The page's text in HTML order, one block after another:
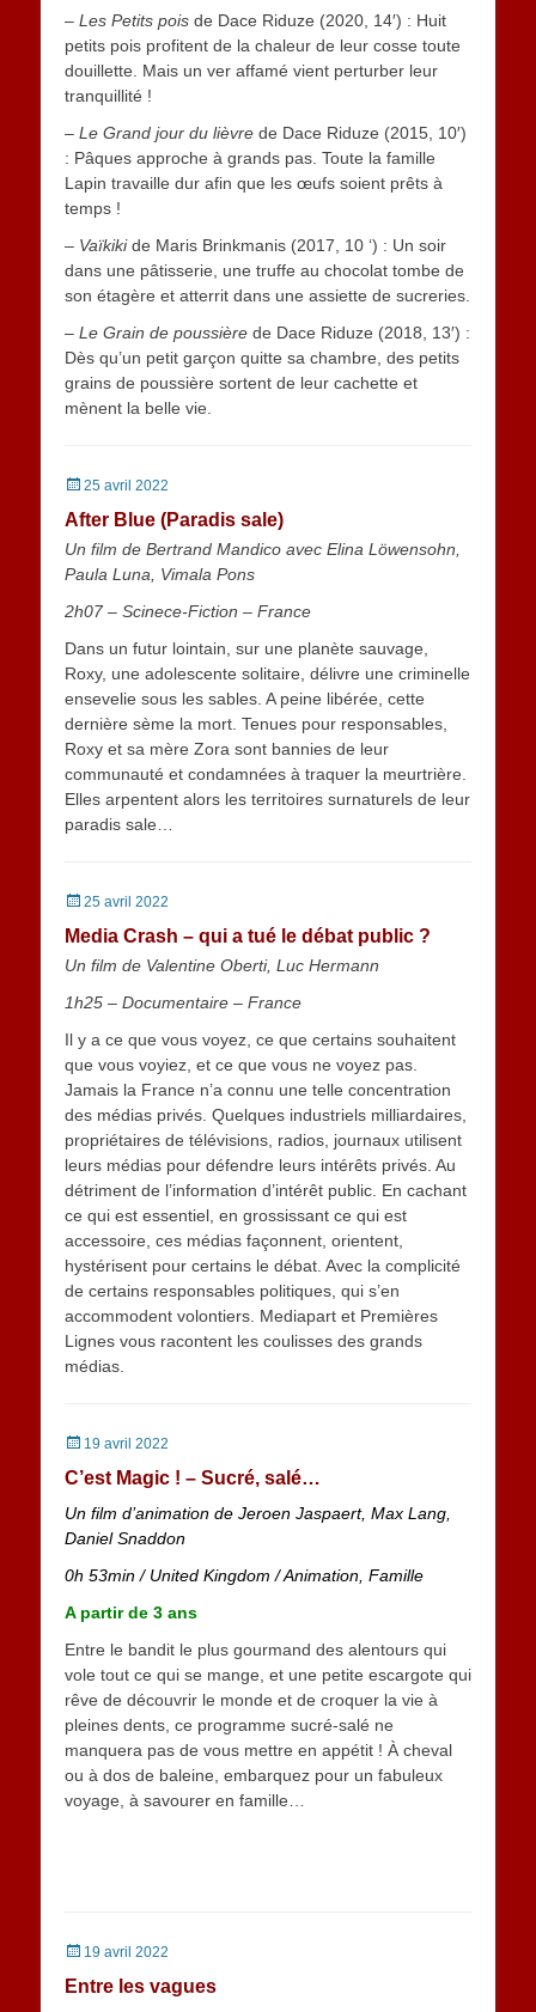
– Les Petits pois de Dace Riduze (2020, 14′) : Huit
petits pois profitent de la chaleur de leur cosse toute
douillette. Mais un ver affamé vient perturber leur
tranquillité !
– Le Grand jour du lièvre de Dace Riduze (2015, 10′)
: Pâques approche à grands pas. Toute la famille
Lapin travaille dur afin que les œufs soient prêts à
temps !
– Vaïkikide Maris Brinkmanis (2017, 10 ‘) : Un soir
dans une pâtisserie, une truffe au chocolat tombe de
son étagère et atterrit dans une assiette de sucreries.
– Le Grain de poussière de Dace Riduze (2018, 13′) :
Dès qu’un petit garçon quitte sa chambre, des petits
grains de poussière sortent de leur cachette et
mènent la belle vie.
Posted
25 avril 2022
After Blue (Paradis sale)
Un film de Bertrand Mandico avec Elina Löwensohn,
Paula Luna, Vimala Pons
2h07 – Scinece-Fiction – France
Dans un futur lointain, sur une planète sauvage,
Roxy, une adolescente solitaire, délivre une criminelle
ensevelie sous les sables. A peine libérée, cette
dernière sème la mort. Tenues pour responsables,
Roxy et sa mère Zora sont bannies de leur
communauté et condamnées à traquer la meurtrière.
Elles arpentent alors les territoires surnaturels de leur
paradis sale…
Posted
25 avril 2022
Media Crash – qui a tué le débat public ?
Un film de Valentine Oberti, Luc Hermann
1h25 – Documentaire – France
Il y a ce que vous voyez, ce que certains souhaitent
que vous voyiez, et ce que vous ne voyez pas.
Jamais la France n’a connu une telle concentration
des médias privés. Quelques industriels milliardaires,
propriétaires de télévisions, radios, journaux utilisent
leurs médias pour défendre leurs intérêts privés. Au
détriment de l’information d’intérêt public. En cachant
ce qui est essentiel, en grossissant ce qui est
accessoire, ces médias façonnent, orientent,
hystérisent pour certains le débat. Avec la complicité
de certains responsables politiques, qui s’en
accommodent volontiers. Mediapart et Premières
Lignes vous racontent les coulisses des grands
médias.
Posted
19 avril 2022
C’est Magic ! – Sucré, salé…
Un film d’animation de Jeroen Jaspaert, Max Lang,
Daniel Snaddon
0h 53min/ United Kingdom / Animation, Famille
A partir de 3 ans
Entre le bandit le plus gourmand des alentours qui
vole tout ce qui se mange, et une petite escargote qui
rêve de découvrir le monde et de croquer la vie à
pleines dents, ce programme sucré-salé ne
manquera pas de vous mettre en appétit ! À cheval
ou à dos de baleine, embarquez pour un fabuleux
voyage, à savourer en famille…
Posted
19 avril 2022
Entre les vagues